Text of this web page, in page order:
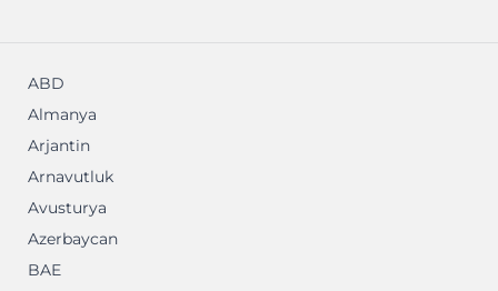
ABD
Almanya
Arjantin
Arnavutluk
Avusturya
Azerbaycan
BAE